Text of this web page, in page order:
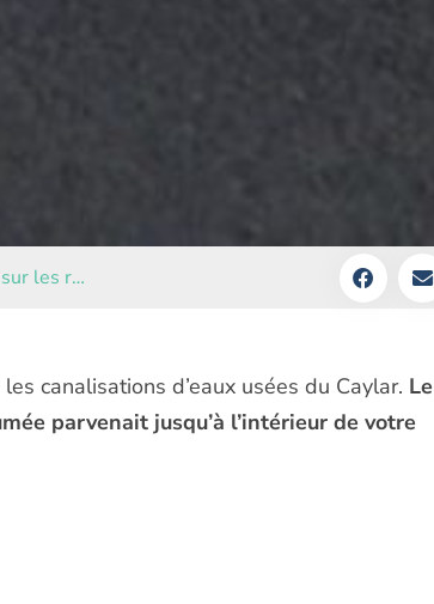
Tests à la fumée sur les réseaux d’eaux usées – Mercredi 5 février
canalisations d’eaux usées du Caylar. Le
parvenait jusqu’à l’intérieur de votre